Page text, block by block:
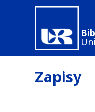
Zapisy